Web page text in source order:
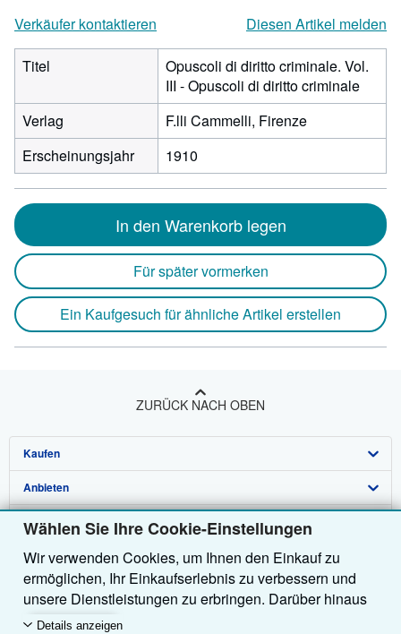
Wählen Sie Ihre Cookie-Einstellungen
Wir verwenden Cookies, um Ihnen den Einkauf zu
ermöglichen, Ihr Einkaufserlebnis zu verbessern und
unsere Dienstleistungen zu erbringen. Darüber hinaus
verwenden wir Cookies, um nachzuvollziehen, wie
Details anzeigen
Verkäufer kontaktieren
Diesen Artikel melden
Titel
Opuscoli di diritto criminale. Vol.
III - Opuscoli di diritto criminale
Verlag
F.lli Cammelli, Firenze
Erscheinungsjahr
1910
In den Warenkorb legen
Für später vormerken
Ein Kaufgesuch für ähnliche Artikel erstellen
ZURÜCK NACH OBEN
Kaufen
Detailsuche
Sammlungen
Nutzerkonto
Meine Bestellungen
Warenkorb
Anbieten
Verkäufer werden
Partnerprogramm
Empfehlen Sie einen Verkäufer
Über uns
Über uns / Impressum
Presse
Karriere
Hilfe
Hilfebereich
Kundenservice
Weitere AbeBooks Unternehmen
AbeBooks.com
AbeBooks folgen